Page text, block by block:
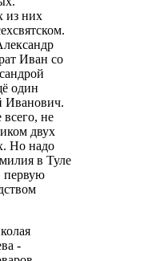
из них
Иван со
один
Иванович.
не
двух
Но надо
в Туле
первую
-